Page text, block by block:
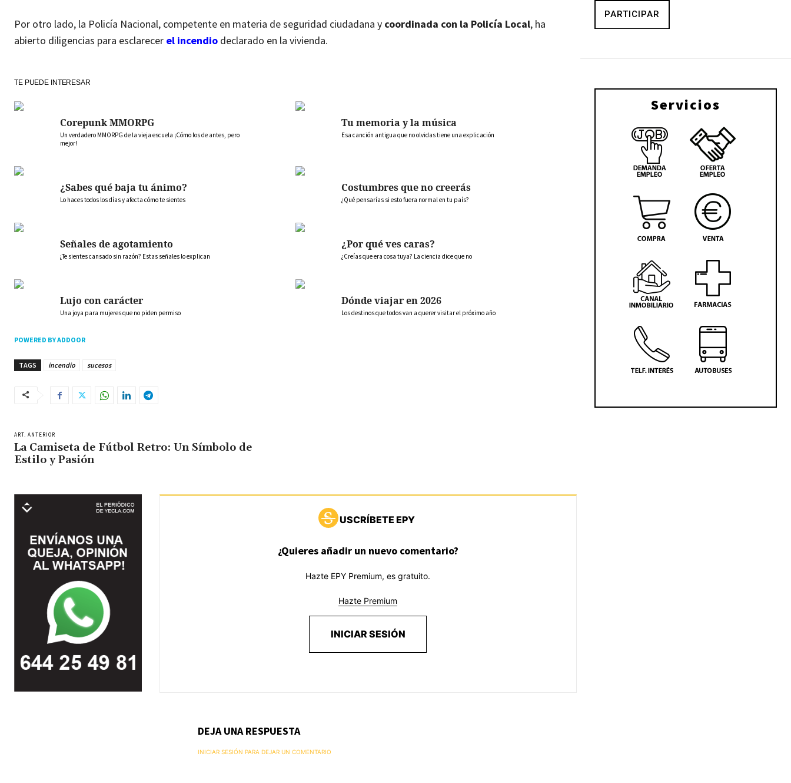
Por otro lado, la Policía Nacional, competente en materia de seguridad ciudadana y coordinada con la Policía Local, ha
abierto diligencias para esclarecer el incendio declarado en la vivienda.
TE PUEDE INTERESAR
Corepunk MMORPG
Un verdadero MMORPG de la vieja escuela ¡Cómo los de antes, pero
mejor!
Tu memoria y la música
Esa canción antigua que no olvidas tiene una explicación
¿Sabes qué baja tu ánimo?
Lo haces todos los días y afecta cómo te sientes
Costumbres que no creerás
¿Qué pensarías si esto fuera normal en tu país?
Señales de agotamiento
¿Te sientes cansado sin razón? Estas señales lo explican
¿Por qué ves caras?
¿Creías que era cosa tuya? La ciencia dice que no
Lujo con carácter
Una joya para mujeres que no piden permiso
Dónde viajar en 2026
Los destinos que todos van a querer visitar el próximo año
POWERED BY ADDOOR
TAGS incendio sucesos
ART. ANTERIOR
La Camiseta de Fútbol Retro: Un Símbolo de
Estilo y Pasión
USCRÍBETE EPY
¿Quieres añadir un nuevo comentario?
Hazte EPY Premium, es gratuito.
Hazte Premium
INICIAR SESIÓN
DEJA UNA RESPUESTA
INICIAR SESIÓN PARA DEJAR UN COMENTARIO
PARTICIPAR
Servicios